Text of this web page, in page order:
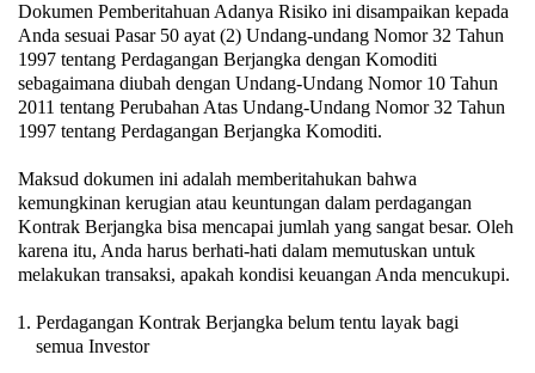
Dokumen Pemberitahuan Adanya Risiko ini disampaikan kepada
Anda sesuai Pasar 50 ayat (2) Undang-undang Nomor 32 Tahun
1997 tentang Perdagangan Berjangka dengan Komoditi
sebagaimana diubah dengan Undang-Undang Nomor 10 Tahun
2011 tentang Perubahan Atas Undang-Undang Nomor 32 Tahun
1997 tentang Perdagangan Berjangka Komoditi.
Maksud dokumen ini adalah memberitahukan bahwa
kemungkinan kerugian atau keuntungan dalam perdagangan
Kontrak Berjangka bisa mencapai jumlah yang sangat besar. Oleh
karena itu, Anda harus berhati-hati dalam memutuskan untuk
melakukan transaksi, apakah kondisi keuangan Anda mencukupi.
Perdagangan Kontrak Berjangka belum tentu layak bagi
semua Investor